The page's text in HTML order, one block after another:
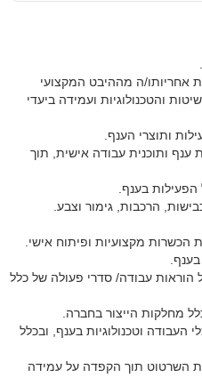
אחריותו/ה מההיבט המקצועי
והטכנולוגיות ועמידה ביעדי
ותוצרי הענף.
ותוכנית עבודה אישית, תוך
הפעילות בענף.
הרכבות, גימור וצבע.
הכשרות מקצועיות ופיתוח אישי.
הוראות עבודה/ סדרי פעולה של כלל
מחלקות הייצור בחברה.
העבודה וטכנולוגיות בענף, ובכלל
השרטוט תוך הקפדה על עמידה